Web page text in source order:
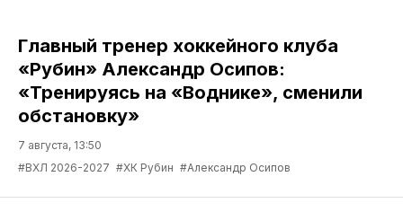
Главный тренер хоккейного клуба
«Рубин» Александр Осипов:
«Тренируясь на «Воднике», сменили
обстановку»
7 августа, 13:50
#ВХЛ 2026-2027 #ХК Рубин #Александр Осипов